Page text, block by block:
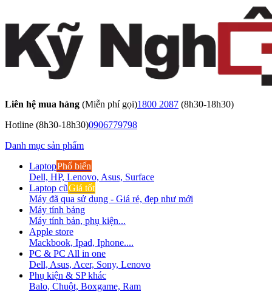
Liên hệ mua hàng (Miễn phí gọi)1800 2087 (8h30-18h30)
Hotline (8h30-18h30)0906779798
Danh mục sản phẩm
LaptopPhổ biến
Dell, HP, Lenovo, Asus, Surface
Laptop cũGiá tốt
Máy đã qua sử dụng - Giá rẻ, đẹp như mới
Máy tính bảng
Máy tính bản, phụ kiện...
Apple store
Mackbook, Ipad, Iphone....
PC & PC All in one
Dell, Asus, Acer, Sony, Lenovo
Phụ kiện & SP khác
Balo, Chuột, Boxgame, Ram